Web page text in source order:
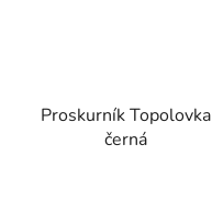
Proskurník Topolovka
černá